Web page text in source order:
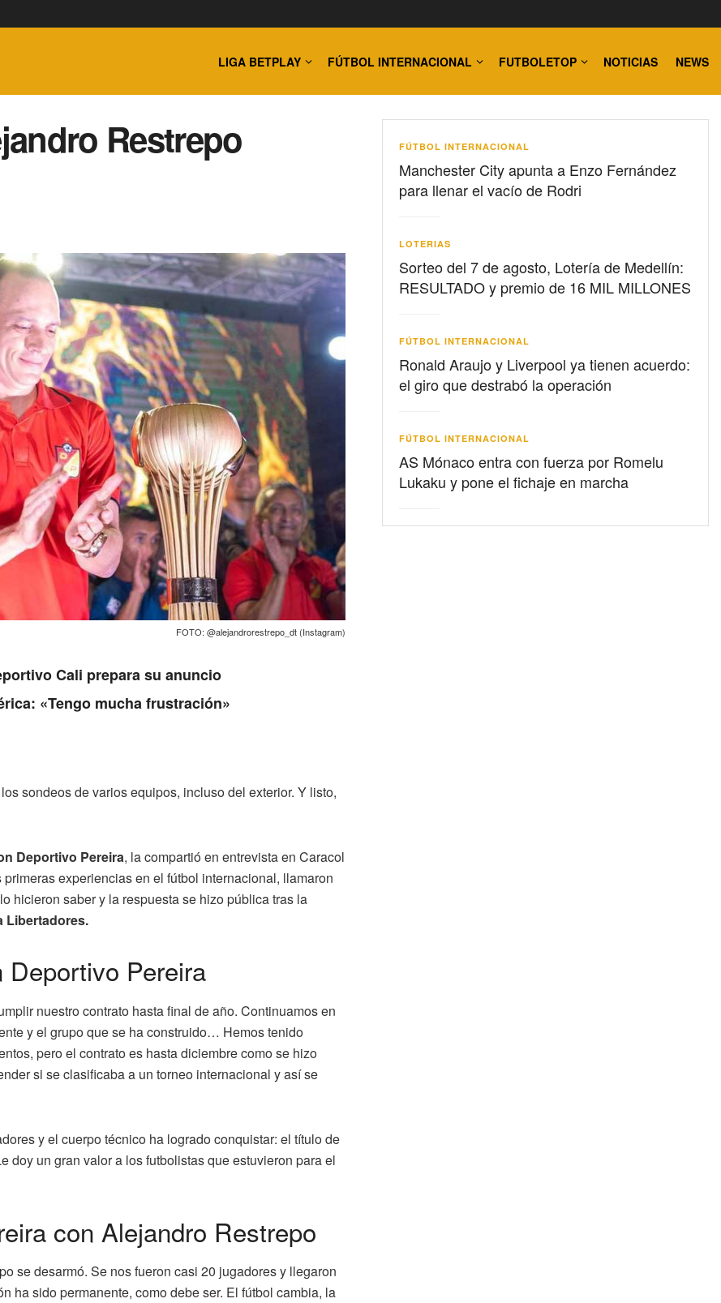
LIGA BETPLAY FÚTBOL INTERNACIONAL FUTBOLETOP NOTICIAS NEWS
Restrepo
FOTO: @alejandrorestrepo_dt (Instagram)
Cali prepara su anuncio
«Tengo mucha frustración»
sondeos de varios equipos, incluso del exterior. Y listo,
Deportivo Pereira, la compartió en entrevista en Caracol
experiencias en el fútbol internacional, llamaron
hicieron saber y la respuesta se hizo pública tras la
Libertadores.
Pereira
nuestro contrato hasta final de año. Continuamos en
y el grupo que se ha construido… Hemos tenido
pero el contrato es hasta diciembre como se hizo
si se clasificaba a un torneo internacional y así se
y el cuerpo técnico ha logrado conquistar: el título de
doy un gran valor a los futbolistas que estuvieron para el
con Alejandro Restrepo
se desarmó. Se nos fueron casi 20 jugadores y llegaron
ha sido permanente, como debe ser. El fútbol cambia, la
FÚTBOL INTERNACIONAL
Manchester City apunta a Enzo Fernández
para llenar el vacío de Rodri
LOTERIAS
Sorteo del 7 de agosto, Lotería de Medellín:
RESULTADO y premio de 16 MIL MILLONES
FÚTBOL INTERNACIONAL
Ronald Araujo y Liverpool ya tienen acuerdo:
el giro que destrabó la operación
FÚTBOL INTERNACIONAL
AS Mónaco entra con fuerza por Romelu
Lukaku y pone el fichaje en marcha